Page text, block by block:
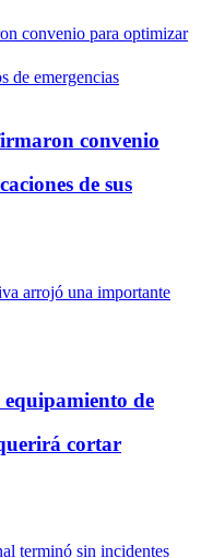
convenio
de sus
de
cortar